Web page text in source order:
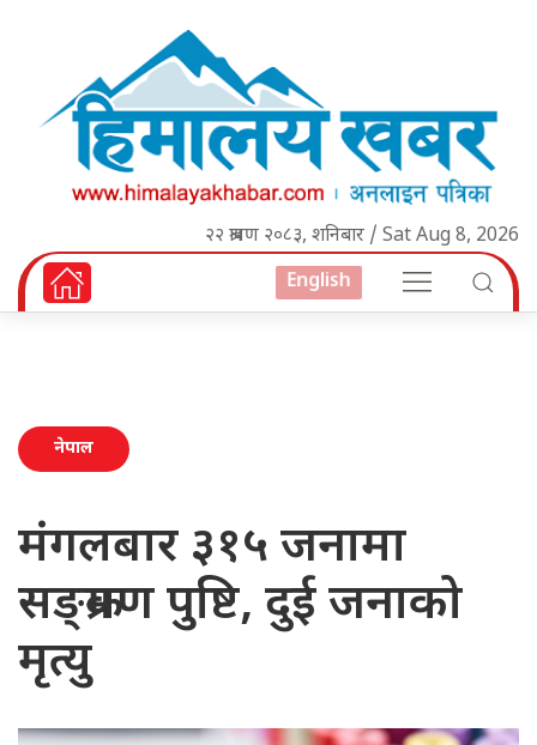
२२ श्रावण २०८३, शनिबार / Sat Aug 8, 2026
English
नेपाल
मंगलबार ३१५ जनामा
सङ्क्रमण पुष्टि, दुई जनाको
मृत्यु